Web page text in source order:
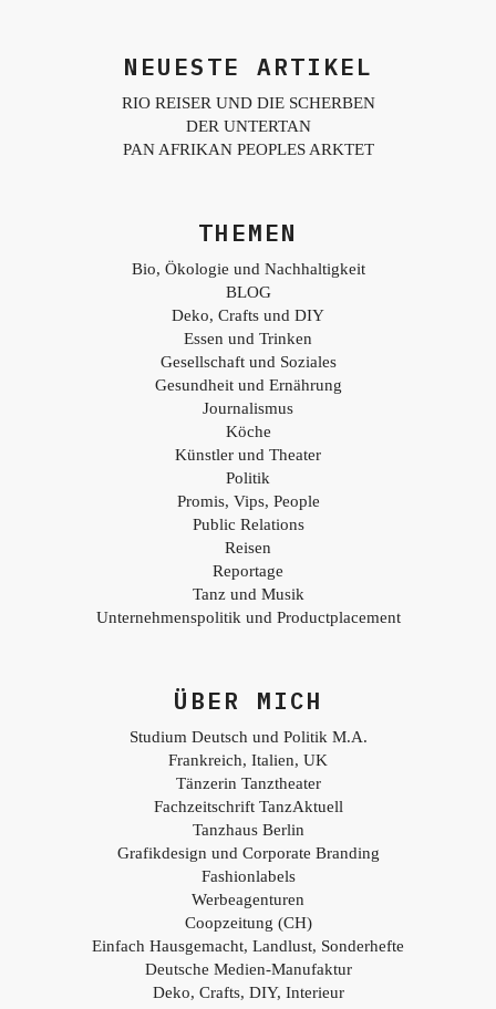
NEUESTE ARTIKEL
RIO REISER UND DIE SCHERBEN
DER UNTERTAN
PAN AFRIKAN PEOPLES ARKTET
THEMEN
Bio, Ökologie und Nachhaltigkeit
BLOG
Deko, Crafts und DIY
Essen und Trinken
Gesellschaft und Soziales
Gesundheit und Ernährung
Journalismus
Köche
Künstler und Theater
Politik
Promis, Vips, People
Public Relations
Reisen
Reportage
Tanz und Musik
Unternehmenspolitik und Productplacement
ÜBER MICH
Studium Deutsch und Politik M.A.
Frankreich, Italien, UK
Tänzerin Tanztheater
Fachzeitschrift TanzAktuell
Tanzhaus Berlin
Grafikdesign und Corporate Branding
Fashionlabels
Werbeagenturen
Coopzeitung (CH)
Einfach Hausgemacht, Landlust, Sonderhefte
Deutsche Medien-Manufaktur
Deko, Crafts, DIY, Interieur